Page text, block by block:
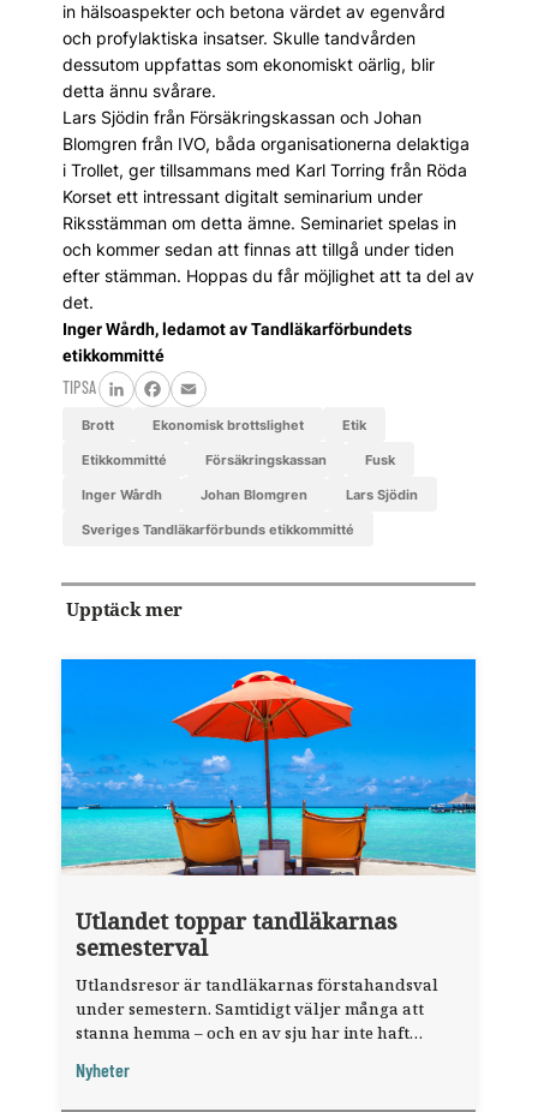
in hälsoaspekter och be­tona värdet av egenvård
och profylaktiska insatser. Skulle tandvården
dessutom uppfattas som ekonomiskt oärlig, blir
detta ännu svårare.
Lars Sjödin från Försäkringskassan och Johan
Blomgren från IVO, båda organisationerna delaktiga
i Trollet, ger tillsammans med Karl Torring från Röda
Korset ett intressant digitalt seminarium under
Riksstämman om detta ämne. Seminariet spelas in
och kommer sedan att finnas att tillgå under tiden
efter stämman. Hoppas du får möjlighet att ta del av
det.
Inger Wårdh, ledamot av Tandläkarförbundets
etikkommitté
TIPSA
LinkedInFacebook
Email
brott ekonomisk brottslighet etik
etikkommitté Försäkringskassan fusk
Inger Wårdh Johan Blomgren Lars Sjödin
Sveriges Tandläkarförbunds etikkommitté
Upptäck mer
Utlandet toppar tandläkarnas
semesterval
Utlandsresor är tandläkarnas förstahandsval
under semestern. Samtidigt väljer många att
stanna hemma – och en av sju har inte haft
fråga".
Nyheter